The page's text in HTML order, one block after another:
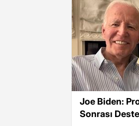
Joe Biden:
Sonrası